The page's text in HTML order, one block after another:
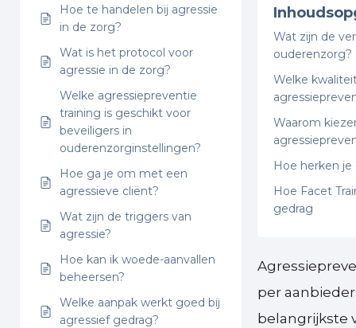
Hoe te handelen bij agressie
in de zorg?
Wat is het protocol voor
agressie in de zorg?
Welke agressiepreventie
training is geschikt voor
beveiligers in
ouderenzorginstellingen?
Hoe ga je om met een
agressieve cliënt?
Wat zijn de triggers van
agressie?
Hoe kan ik woede-aanvallen
beheersen?
Welke aanpak werkt goed bij
agressief gedrag?
Wat zijn de
ouderenzorg?
Welke
Waarom
Hoe herken
Hoe Facet
gedrag
per
belangrijkste